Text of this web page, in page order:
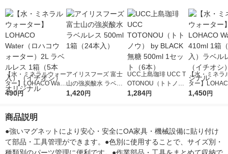
【水・ミネラルウォー
ター】LOHACO Wate
r（ロハコウォータ
シ） オリジナル
490円
アイリスフーズ 富士
山の強炭酸水 ラベル
レス 500ml 1箱（24
1,420円
UCC上島珈琲 UCC T
OTONOU（トトノ
ウ） by BLACK無糖 5
1,284円
【水・ミネラ
ター】
r 410ml 1箱（
1,450円
商品説明
●強いマグネットにより安心・安全にOA家具・機械設備に貼り付け
て部品・工具管理ができます。●色別に使用することで、サイズ別・